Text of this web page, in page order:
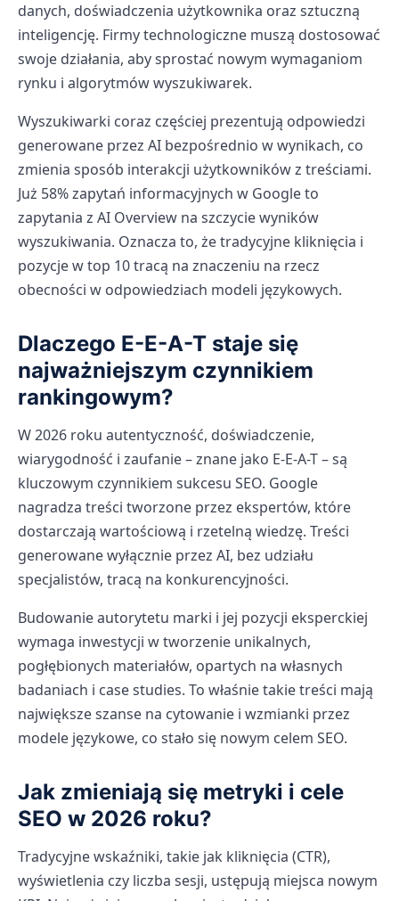
danych, doświadczenia użytkownika oraz sztuczną
inteligencję. Firmy technologiczne muszą dostosować
swoje działania, aby sprostać nowym wymaganiom
rynku i algorytmów wyszukiwarek.
Wyszukiwarki coraz częściej prezentują odpowiedzi
generowane przez AI bezpośrednio w wynikach, co
zmienia sposób interakcji użytkowników z treściami.
Już 58% zapytań informacyjnych w Google to
zapytania z AI Overview na szczycie wyników
wyszukiwania. Oznacza to, że tradycyjne kliknięcia i
pozycje w top 10 tracą na znaczeniu na rzecz
obecności w odpowiedziach modeli językowych.
Dlaczego E-E-A-T staje się
najważniejszym czynnikiem
rankingowym?
W 2026 roku autentyczność, doświadczenie,
wiarygodność i zaufanie – znane jako E-E-A-T – są
kluczowym czynnikiem sukcesu SEO. Google
nagradza treści tworzone przez ekspertów, które
dostarczają wartościową i rzetelną wiedzę. Treści
generowane wyłącznie przez AI, bez udziału
specjalistów, tracą na konkurencyjności.
Budowanie autorytetu marki i jej pozycji eksperckiej
wymaga inwestycji w tworzenie unikalnych,
pogłębionych materiałów, opartych na własnych
badaniach i case studies. To właśnie takie treści mają
największe szanse na cytowanie i wzmianki przez
modele językowe, co stało się nowym celem SEO.
Jak zmieniają się metryki i cele
SEO w 2026 roku?
Tradycyjne wskaźniki, takie jak kliknięcia (CTR),
wyświetlenia czy liczba sesji, ustępują miejsca nowym